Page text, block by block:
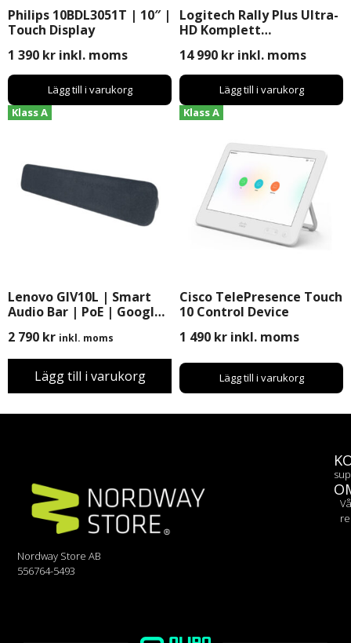
Philips 10BDL3051T | 10″ |
Touch Display
1 390 kr inkl. moms
Lägg till i varukorg
Logitech Rally Plus Ultra-
HD Komplett
14 990 kr inkl. moms
Lägg till i varukorg
Lenovo GIV10L | Smart
Audio Bar | PoE | Google
Klass A
2 790 kr inkl. moms
Lägg till i varukorg
Cisco TelePresence Touch
10 Control Device
Klass A
1 490 kr inkl. moms
Lägg till i varukorg
Nordway Store AB
556764-5493